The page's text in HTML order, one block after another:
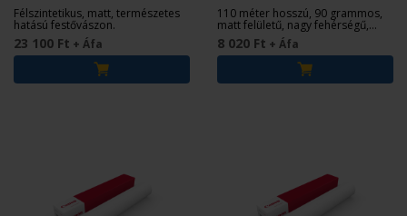
Félszintetikus, matt, természetes
hatású festővászon.
23 100 Ft + Áfa
110 méter hosszú, 90 grammos,
matt felületű, nagy fehérségű,
bevonat nélküli tekercs papír.
8 020 Ft + Áfa